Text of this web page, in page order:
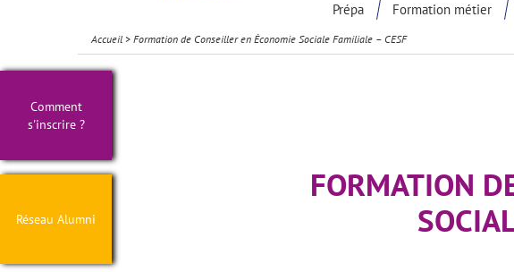
Prépa Formation métier
Comment
s'inscrire ?
Réseau Alumni
Accueil > Formation de Conseiller en Économie Sociale Familiale – CESF
FORMATION